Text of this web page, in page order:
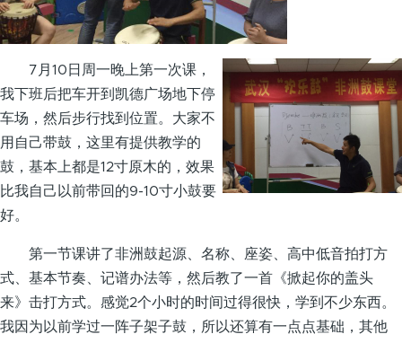
7月10日周一晚上第一次课，
我下班后把车开到凯德广场地下停
车场，然后步行找到位置。大家不
用自己带鼓，这里有提供教学的
鼓，基本上都是12寸原木的，效果
比我自己以前带回的9-10寸小鼓要
好。
第一节课讲了非洲鼓起源、名称、座姿、高中低音拍打方
式、基本节奏、记谱办法等，然后教了一首《掀起你的盖头
来》击打方式。感觉2个小时的时间过得很快，学到不少东西。
我因为以前学过一阵子架子鼓，所以还算有一点点基础，其他